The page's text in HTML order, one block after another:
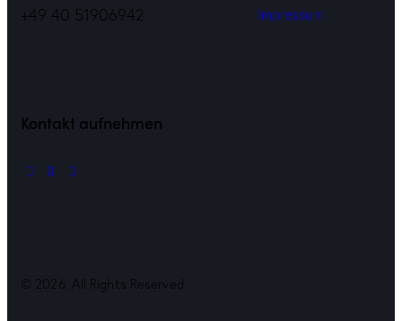
+49 40 51906942
Impressum
Kontakt aufnehmen
© 2026. All Rights Reserved.